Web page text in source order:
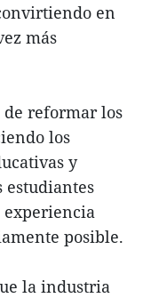
en
más
de reformar los
los
y
estudiantes
posible.
la industria